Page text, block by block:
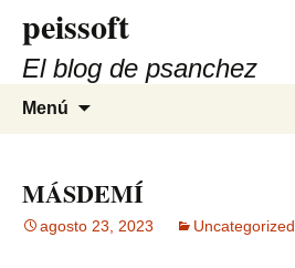
contenido
peissoft
El blog de psanchez
Menú
MÁSDEMÍ
agosto 23, 2023 Uncategorized